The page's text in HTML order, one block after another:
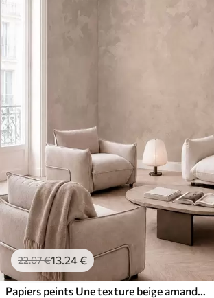
22.07€13.24€
Papiers peints Une texture beige amande chaleureuse aux dégradés naturels et doux